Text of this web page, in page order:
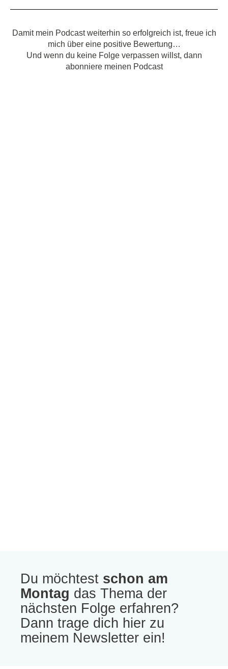
Damit mein Podcast weiterhin so erfolgreich ist, freue ich
mich über eine positive Bewertung…
Und wenn du keine Folge verpassen willst, dann
abonniere meinen Podcast
Du möchtest schon am
Montag das Thema der
nächsten Folge erfahren?
Dann trage dich hier zu
meinem Newsletter ein!